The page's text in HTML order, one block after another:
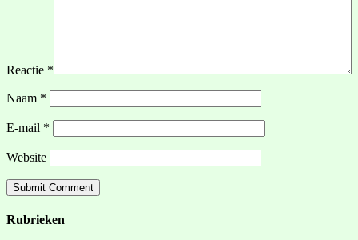
Reactie *
Naam *
E-mail *
Website
Rubrieken